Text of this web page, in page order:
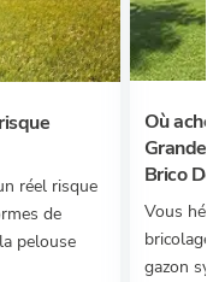
réel risque
de
pelouse
Où
Brico
Vous
bricolage
gazon